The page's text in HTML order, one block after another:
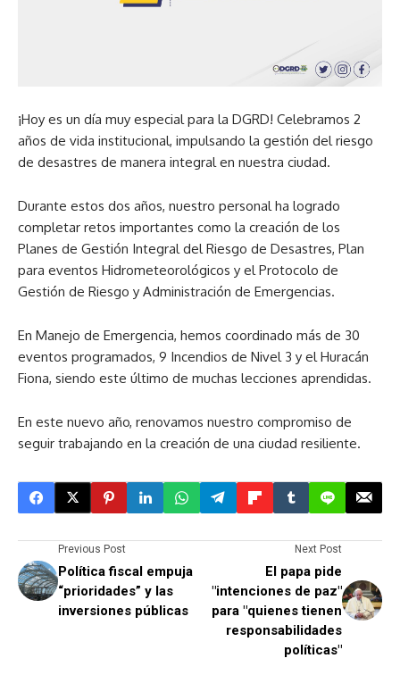
¡Hoy es un día muy especial para la DGRD! Celebramos 2
años de vida institucional, impulsando la gestión del riesgo
de desastres de manera integral en nuestra ciudad.
Durante estos dos años, nuestro personal ha logrado
completar retos importantes como la creación de los
Planes de Gestión Integral del Riesgo de Desastres, Plan
para eventos Hidrometeorológicos y el Protocolo de
Gestión de Riesgo y Administración de Emergencias.
En Manejo de Emergencia, hemos coordinado más de 30
eventos programados, 9 Incendios de Nivel 3 y el Huracán
Fiona, siendo este último de muchas lecciones aprendidas.
En este nuevo año, renovamos nuestro compromiso de
seguir trabajando en la creación de una ciudad resiliente.
Previous Post
Política fiscal empuja
“prioridades” y las
inversiones públicas
Next Post
El papa pide
"intenciones de paz"
para "quienes tienen
responsabilidades
políticas"